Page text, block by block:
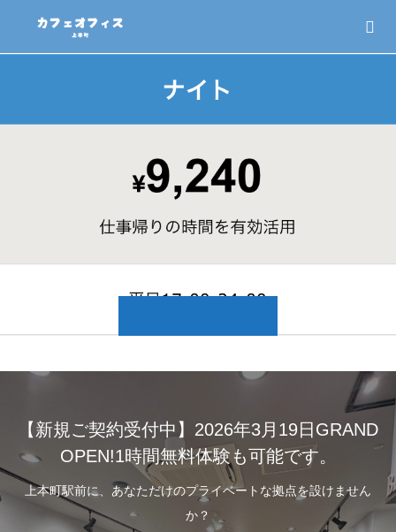
【新規ご契約受付中】2026年3月19日GRAND
OPEN!1時間無料体験も可能です。
上本町駅前に、あなただけのプライベートな拠点を設けません
か？